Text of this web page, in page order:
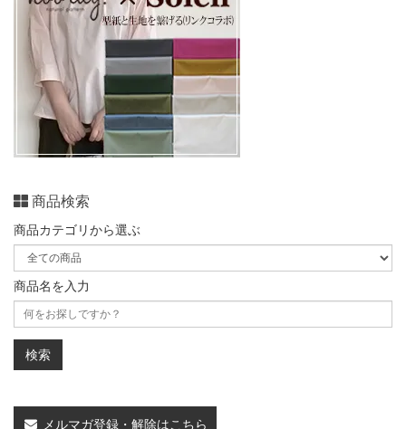
商品検索
商品カテゴリから選ぶ
商品名を入力
メルマガ登録・解除はこちら